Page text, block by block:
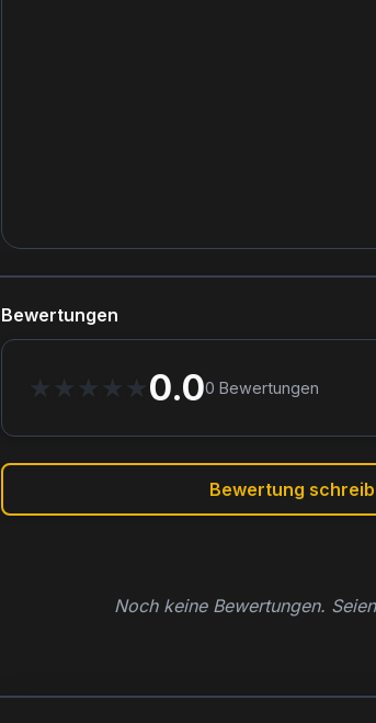
Bewertungen
★ ★ ★ ★ ★0.00 Bewertungen
Bewertung
Noch keine Bewertungen.